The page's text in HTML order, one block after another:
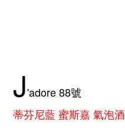
J'adore88號
蒂芬尼藍 蜜斯嘉 氣泡酒